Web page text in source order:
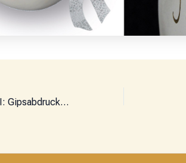
Aus EINS mach ZWEI: Gipsabdruck-Kloning